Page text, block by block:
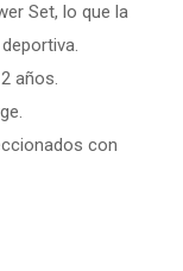
Set, lo que la
años.
con